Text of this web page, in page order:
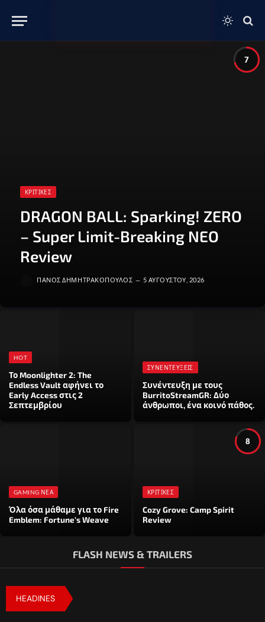
7
ΚΡΙΤΙΚΈΣ
DRAGON BALL: Sparking! ZERO
– Super Limit-Breaking NEO
Review
ΠΆΝΟΣ ΔΗΜΗΤΡΑΚΌΠΟΥΛΟΣ 5 ΑΥΓΟΎΣΤΟΥ, 2026
HOT
Το Moonlighter 2: The
Endless Vault αφήνει το
Early Access στις 2
Σεπτεμβρίου
ΣΥΝΕΝΤΕΎΞΕΙΣ
Συνέντευξη με τους
BurritoStreamGR: Δύο
άνθρωποι, ένα κοινό πάθος.
GAMING ΝΈΑ
Όλα όσα μάθαμε για το Fire
Emblem: Fortune’s Weave
8
ΚΡΙΤΙΚΈΣ
Cozy Grove: Camp Spirit
Review
FLASH NEWS & TRAILERS
HEADINES